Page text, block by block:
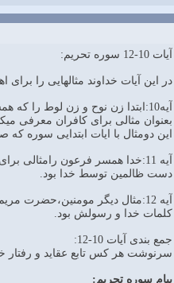
آیات 10-12 سوره تحریم:
در این آیات خداوند مثالهایی را
آیه10:ابتدا زن نوح و زن لوط را که همسر دو تا از بندگان صالح خدا(واز انبیا ) بودند)و خیانت کردند به همسرانشان
بعنوان مثالی برای کافران معرفی
این دومثال با ایات ابتدایی سوره
آیه 11:خدا همسر فرعون
دست ظالمین توسط خدا بود.
آیه 12:مثال دیگر مومنین،حضرت
کلمات خدا و رسولش بود.
جمع بندی آیات 10-12:
سرنوشت هر کس تابع عقاید و رفتار
پیام سوره تحریم: